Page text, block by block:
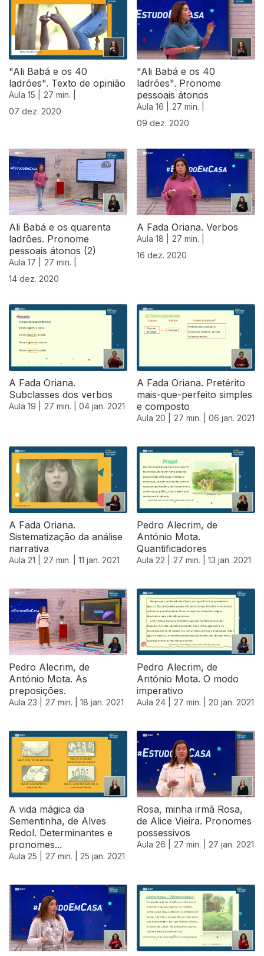
"Ali Babá e os 40
ladrões". Texto de opinião
Aula 15 |
27 min. |
07 dez. 2020
"Ali Babá e os 40
ladrões". Pronome
pessoais átonos
Aula 16 |
27 min. |
09 dez. 2020
Ali Babá e os quarenta
ladrões. Pronome
pessoais átonos (2)
Aula 17 |
27 min. |
14 dez. 2020
A Fada Oriana. Verbos
Aula 18 |
27 min. |
16 dez. 2020
A Fada Oriana.
Subclasses dos verbos
Aula 19 | 27 min. | 04 jan. 2021
A Fada Oriana. Pretérito
mais-que-perfeito simples
e composto
Aula 20 | 27 min. | 06 jan. 2021
A Fada Oriana.
Sistematização da análise
narrativa
Aula 21 | 27 min. | 11 jan. 2021
Pedro Alecrim, de
António Mota.
Quantificadores
Aula 22 | 27 min. | 13 jan. 2021
Pedro Alecrim, de
António Mota. As
preposições.
Aula 23 | 27 min. | 18 jan. 2021
Pedro Alecrim, de
António Mota. O modo
imperativo
Aula 24 | 27 min. | 20 jan. 2021
518995
A vida mágica da
Sementinha, de Alves
Redol. Determinantes e
pronomes...
Aula 25 | 27 min. | 25 jan. 2021
Rosa, minha irmã Rosa,
de Alice Vieira. Pronomes
possessivos
Aula 26 | 27 min. | 27 jan. 2021